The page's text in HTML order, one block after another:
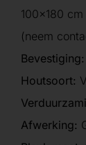
100×180
(neem
Bevestiging:
Houtsoort:
Afwerking: